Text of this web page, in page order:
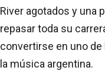
River agotados y una
repasar toda su
convertirse en uno
la música argentina.